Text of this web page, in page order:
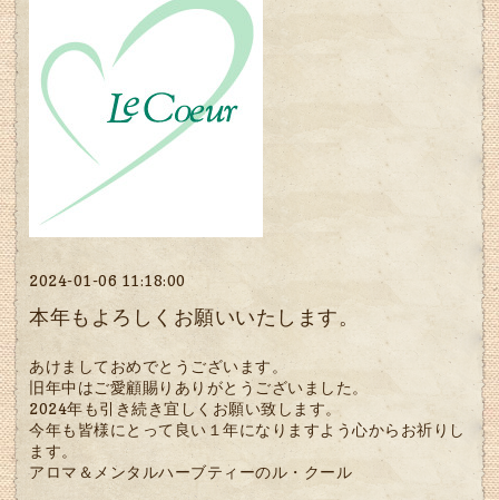
2024-01-06 11:18:00
本年もよろしくお願いいたします。
あけましておめでとうございます。
旧年中はご愛顧賜りありがとうございました。
2024年も引き続き宜しくお願い致します。
今年も皆様にとって良い１年になりますよう心からお祈りし
ます。
アロマ＆メンタルハーブティーのル・クール